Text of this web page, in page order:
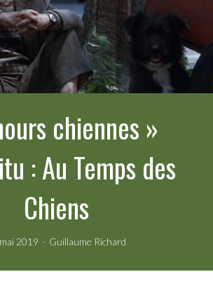
chiennes »
: Au Temps des
Chiens
2019 Guillaume Richard